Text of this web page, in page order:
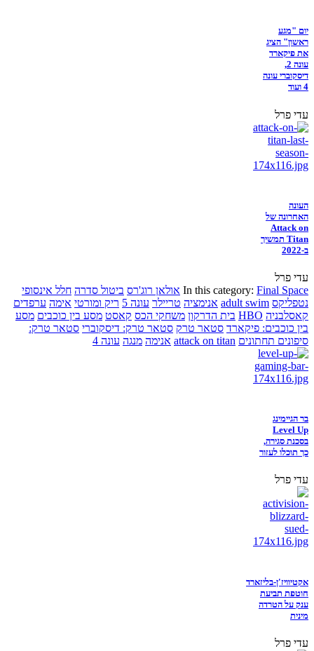
יום "מגע
ראשון" הציג
את פיקארד
עונה 2,
דיסקוברי עונה
4 ועוד
עדי פרל
העונה
האחרונה של
Attack on
Titan תמשיך
ב-2022
עדי פרל
In this category: Final Space אולאן רוג'רס ביטול סדרה חלל אינסופי
נטפליקס adult swim אנימציה טריילר עונה 5 ריק ומורטי אימה ערפדים
קאסלבניה HBO בית הדרקון משחקי הכס קאסט מסע בין כוכבים מסע
בין כוכבים: פיקארד סטאר טרק סטאר טרק: דיסקוברי סטאר טרק:
סיפונים תחתונים attack on titan אנימה מנגה עונה 4
בר הגיימינג
Level Up
בסכנת סגירה,
כך תוכלו לעזור
עדי פרל
אקטיוויז'ן-בליזארד
חוטפת תביעת
ענק על הטרדה
מינית
עדי פרל